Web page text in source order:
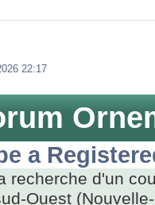
22:17
a
recherche d'un
Ouest